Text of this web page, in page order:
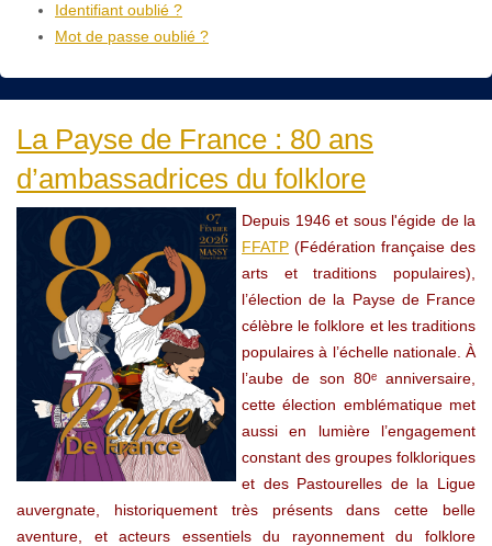
Identifiant oublié ?
Mot de passe oublié ?
La Payse de France : 80 ans
d’ambassadrices du folklore
Depuis 1946 et sous l'égide de la
FFATP (Fédération française des
arts et traditions populaires),
l’élection de la Payse de France
célèbre le folklore et les traditions
populaires à l’échelle nationale. À
l’aube de son 80ᵉ anniversaire,
cette élection emblématique met
aussi en lumière l’engagement
constant des groupes folkloriques
et des Pastourelles de la Ligue
auvergnate, historiquement très présents dans cette belle
aventure, et acteurs essentiels du rayonnement du folklore